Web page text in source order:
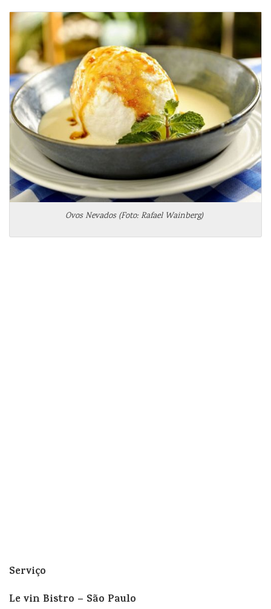
Ovos Nevados (Foto:Rafael Wainberg)
Serviço
Le vin Bistro – São Paulo